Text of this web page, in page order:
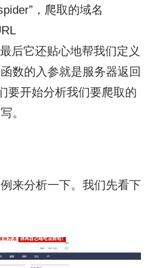
，爬取的域名
后它还贴心地帮我们定义
数的入参就是服务器返回
要开始分析我们要爬取的
。
来分析一下。我们先看下